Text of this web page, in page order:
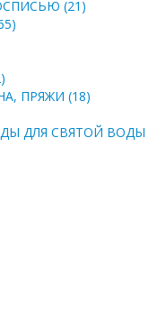
(21)
ПРЯЖИ (18)
ДЛЯ СВЯТОЙ ВОДЫ